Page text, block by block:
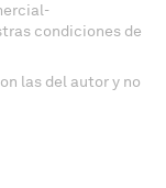
condiciones de
las del autor y no